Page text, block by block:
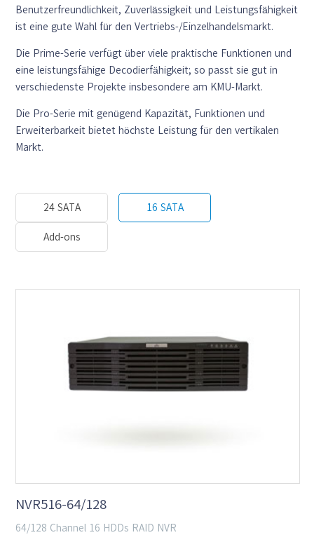
Benutzerfreundlichkeit, Zuverlässigkeit und Leistungsfähigkeit
ist eine gute Wahl für den Vertriebs-/Einzelhandelsmarkt.
Die Prime-Serie verfügt über viele praktische Funktionen und
eine leistungsfähige Decodierfähigkeit; so passt sie gut in
verschiedenste Projekte insbesondere am KMU-Markt.
Die Pro-Serie mit genügend Kapazität, Funktionen und
Erweiterbarkeit bietet höchste Leistung für den vertikalen
Markt.
24 SATA 16 SATA
Add-ons
NVR516-64/128
64/128 Channel 16 HDDs RAID NVR